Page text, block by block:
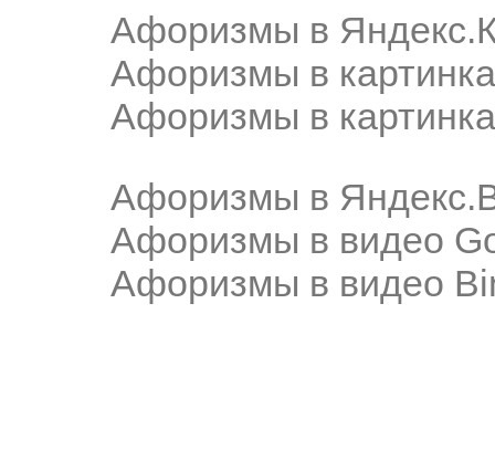
Афоризмы в
Афоризмы в
Афоризмы в
Афоризмы в
Афоризмы в видео
Афоризмы в видео